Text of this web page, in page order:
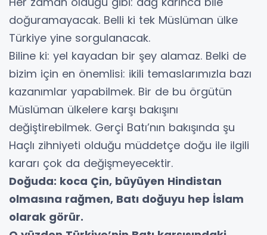
doğuramayacak. Belli ki tek Müslüman ülke
Türkiye yine sorgulanacak.
Biline ki: yel kayadan bir şey alamaz. Belki de
bizim için en önemlisi: ikili temaslarımızla bazı
kazanımlar yapabilmek. Bir de bu örgütün
Müslüman ülkelere karşı bakışını
değiştirebilmek. Gerçi Batı’nın bakışında şu
Haçlı zihniyeti olduğu müddetçe doğu ile ilgili
kararı çok da değişmeyecektir.
Doğuda: koca Çin, büyüyen Hindistan
olmasına rağmen, Batı doğuyu hep İslam
olarak görür.